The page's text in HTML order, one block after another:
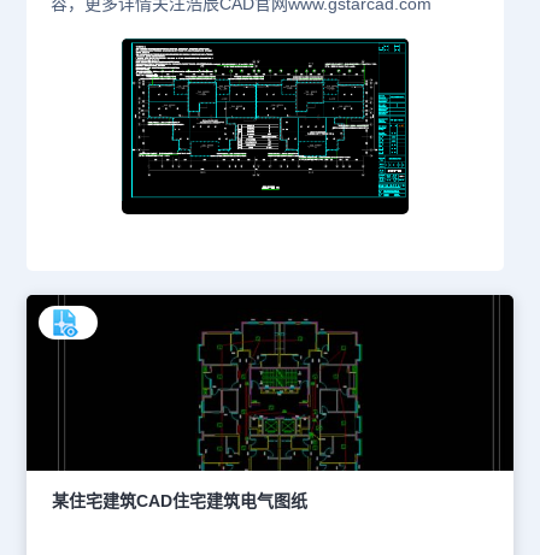
容，更多详情关注浩辰CAD官网www.gstarcad.com
某住宅建筑CAD住宅建筑电气图纸